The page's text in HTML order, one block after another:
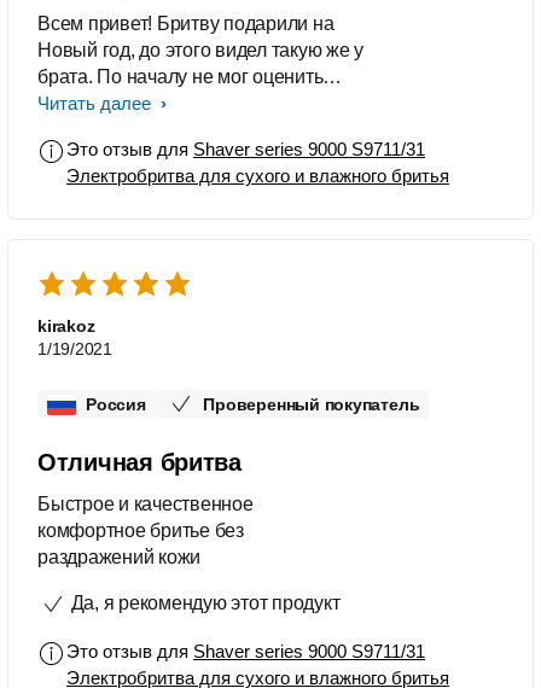
Всем привет! Бритву подарили на
Новый год, до этого видел такую же у
брата. По началу не мог оценить
достоинства, после бритвенного
привыкнуть. Но потом пошли одни
плюсы: - время бритья (в среднем
комплектующих.
Читать далее
Это отзыв для Shaver series 9000 S9711/31
Электробритва для сухого и влажного бритья
kirakoz
1/19/2021
Россия Проверенный покупатель
Отличная бритва
Быстрое и качественное
комфортное бритье без
раздражений кожи
Да, я рекомендую этот продукт
Это отзыв для Shaver series 9000 S9711/31
Электробритва для сухого и влажного бритья